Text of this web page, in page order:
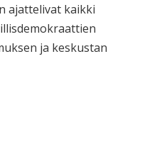
ajattelivat kaikki
ja keskustan